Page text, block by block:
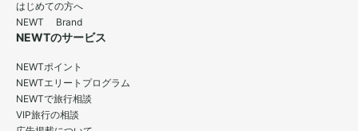
はじめての方へ
NEWT Brand
NEWTのサービス
NEWTポイント
NEWTエリートプログラム
NEWTで旅行相談
VIP旅行の相談